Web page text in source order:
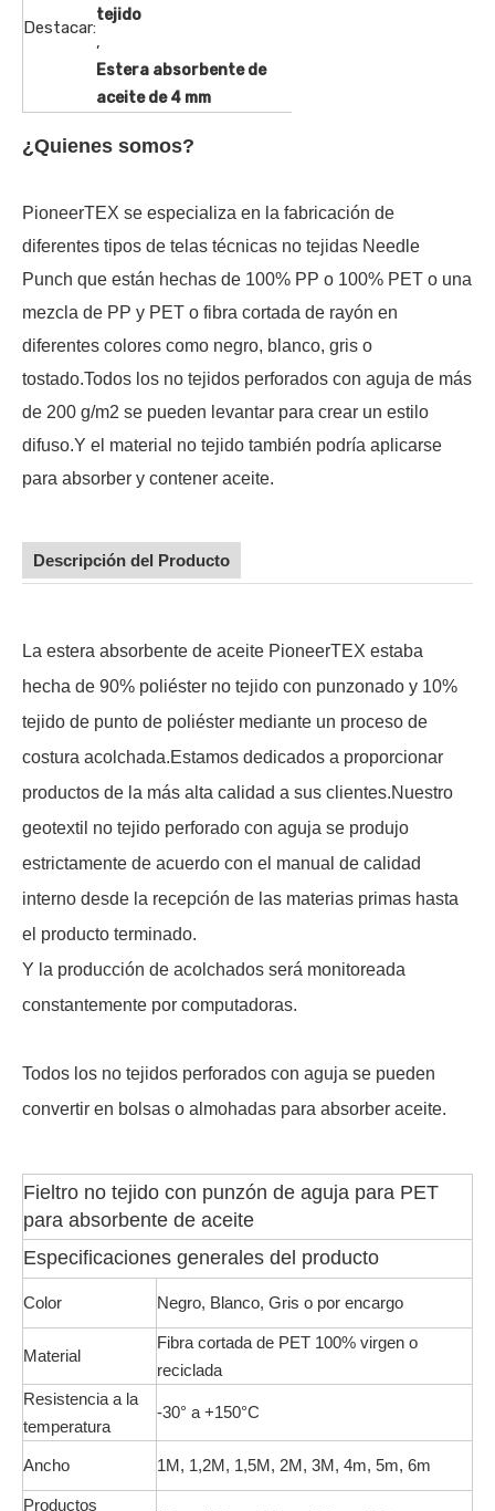
Destacar:
tejido
,
Estera absorbente de
aceite de 4 mm
¿Quienes somos?
PioneerTEX se especializa en la fabricación de
diferentes tipos de telas técnicas no tejidas Needle
Punch que están hechas de 100% PP o 100% PET o una
mezcla de PP y PET o fibra cortada de rayón en
diferentes colores como negro, blanco, gris o
tostado.Todos los no tejidos perforados con aguja de más
de 200 g/m2 se pueden levantar para crear un estilo
difuso.Y el material no tejido también podría aplicarse
para absorber y contener aceite.
Descripción del Producto
La estera absorbente de aceite PioneerTEX estaba
hecha de 90% poliéster no tejido con punzonado y 10%
tejido de punto de poliéster mediante un proceso de
costura acolchada.Estamos dedicados a proporcionar
productos de la más alta calidad a sus clientes.Nuestro
geotextil no tejido perforado con aguja se produjo
estrictamente de acuerdo con el manual de calidad
interno desde la recepción de las materias primas hasta
el producto terminado.
Y la producción de acolchados será monitoreada
constantemente por computadoras.
Todos los no tejidos perforados con aguja se pueden
convertir en bolsas o almohadas para absorber aceite.
Fieltro no tejido con punzón de aguja para PET
para absorbente de aceite
Especificaciones generales del producto
Color Negro, Blanco, Gris o por encargo
Material
Fibra cortada de PET 100% virgen o
reciclada
Resistencia a la
temperatura
-30° a +150°C
Ancho 1M, 1,2M, 1,5M, 2M, 3M, 4m, 5m, 6m
Productos